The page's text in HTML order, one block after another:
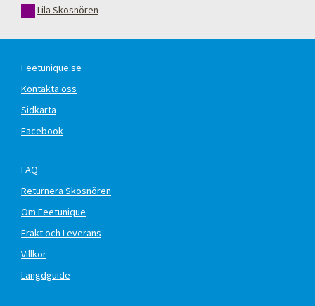
Lila Skosnören
Feetunique.se
Kontakta oss
Sidkarta
Facebook
FAQ
Returnera Skosnören
Om Feetunique
Frakt och Leverans
Villkor
Längdguide